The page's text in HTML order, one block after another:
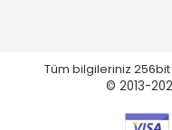
Tüm bilgileriniz 256bit
© 2013-